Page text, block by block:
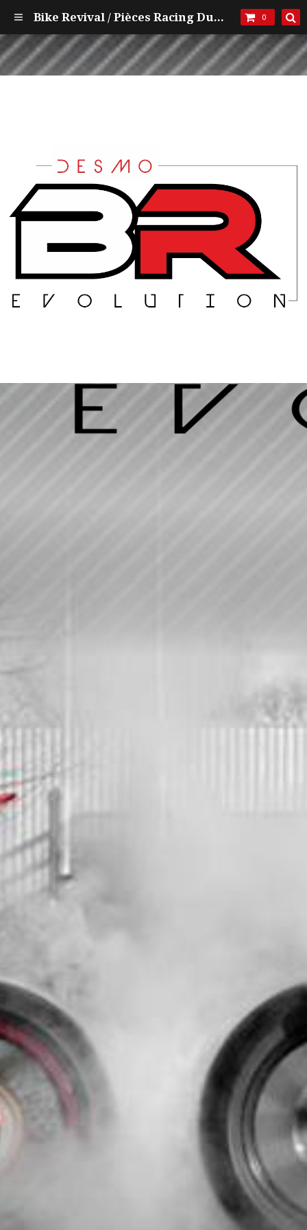
Bike Revival / Pièces Racing Ducati et mécanique 0